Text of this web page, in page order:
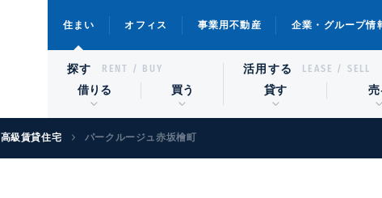
住まい オフィス 事業用不動産 企業・グループ情
探す RENT / BUY
借りる 買う
活用する LEASE / SELL
貸す 売
高級賃貸住宅 パークルージュ赤坂檜町